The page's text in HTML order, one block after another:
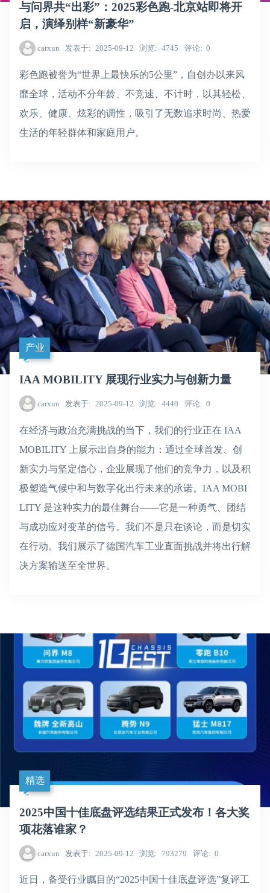
与问界共“出彩”：2025彩色跑-北京站即将开
启，演绎别样“新豪华”
carxun 发表于 2025-09-12 浏览 4745 评论 0
彩色跑被誉为“世界上最快乐的5公里”，自创办以来风
靡全球，活动不分年龄、不竞速、不计时，以其轻松、
欢乐、健康、炫彩的调性，吸引了无数追求时尚、热爱
生活的年轻群体和家庭用户。
产业
IAA MOBILITY 展现行业实力与创新力量
carxun 发表于 2025-09-12 浏览 4440 评论 0
在经济与政治充满挑战的当下，我们的行业正在 IAA
MOBILITY 上展示出自身的能力：通过全球首发、创
新实力与坚定信心，企业展现了他们的竞争力，以及积
极塑造气候中和与数字化出行未来的承诺。IAA MOBI
LITY 是这种实力的最佳舞台——它是一种勇气、团结
与成功应对变革的信号。我们不是只在谈论，而是切实
在行动。我们展示了德国汽车工业直面挑战并将出行解
决方案输送至全世界。
精选
2025中国十佳底盘评选结果正式发布！各大奖
项花落谁家？
carxun 发表于 2025-09-12 浏览 793279 评论 0
近日，备受行业瞩目的“2025中国十佳底盘评选”复评工